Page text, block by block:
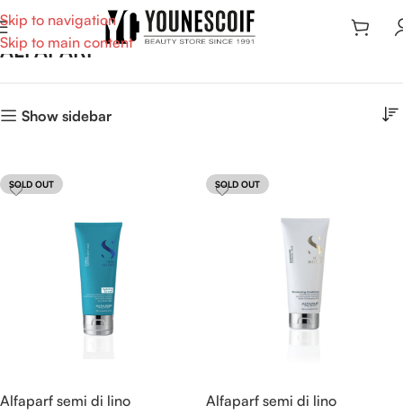
Skip to navigation
Skip to main content
ALFAPARF
Show sidebar
SOLD OUT
Alfaparf semi di lino
SOLD OUT
Alfaparf semi di lino